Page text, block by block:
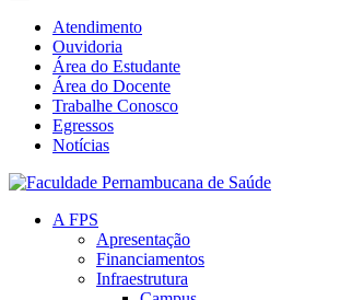
Atendimento
Ouvidoria
Área do Estudante
Área do Docente
Trabalhe Conosco
Egressos
Notícias
A FPS
Apresentação
Financiamentos
Infraestrutura